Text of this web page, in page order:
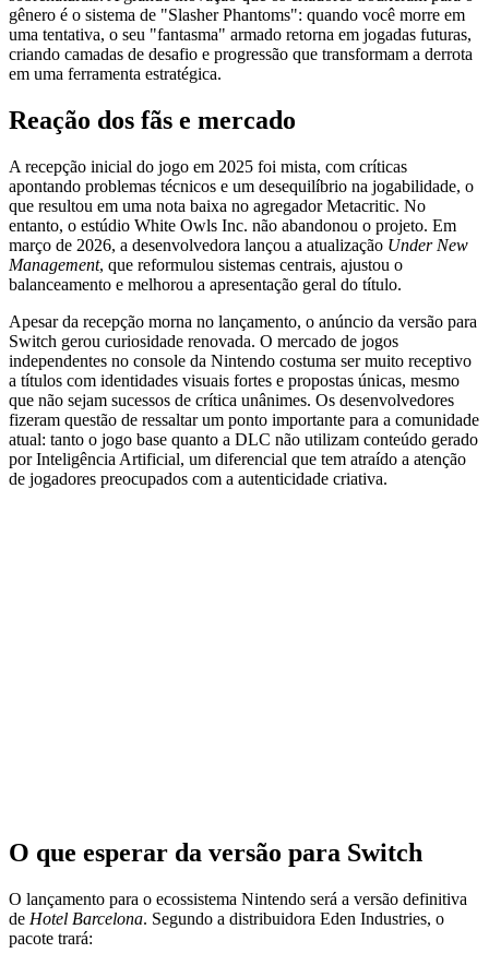
gênero é o sistema de "Slasher Phantoms": quando você morre em
uma tentativa, o seu "fantasma" armado retorna em jogadas futuras,
criando camadas de desafio e progressão que transformam a derrota
em uma ferramenta estratégica.
Reação dos fãs e mercado
A recepção inicial do jogo em 2025 foi mista, com críticas
apontando problemas técnicos e um desequilíbrio na jogabilidade, o
que resultou em uma nota baixa no agregador Metacritic. No
entanto, o estúdio White Owls Inc. não abandonou o projeto. Em
março de 2026, a desenvolvedora lançou a atualização Under New
Management, que reformulou sistemas centrais, ajustou o
balanceamento e melhorou a apresentação geral do título.
Apesar da recepção morna no lançamento, o anúncio da versão para
Switch gerou curiosidade renovada. O mercado de jogos
independentes no console da Nintendo costuma ser muito receptivo
a títulos com identidades visuais fortes e propostas únicas, mesmo
que não sejam sucessos de crítica unânimes. Os desenvolvedores
fizeram questão de ressaltar um ponto importante para a comunidade
atual: tanto o jogo base quanto a DLC não utilizam conteúdo gerado
por Inteligência Artificial, um diferencial que tem atraído a atenção
de jogadores preocupados com a autenticidade criativa.
O que esperar da versão para Switch
O lançamento para o ecossistema Nintendo será a versão definitiva
de Hotel Barcelona. Segundo a distribuidora Eden Industries, o
pacote trará: